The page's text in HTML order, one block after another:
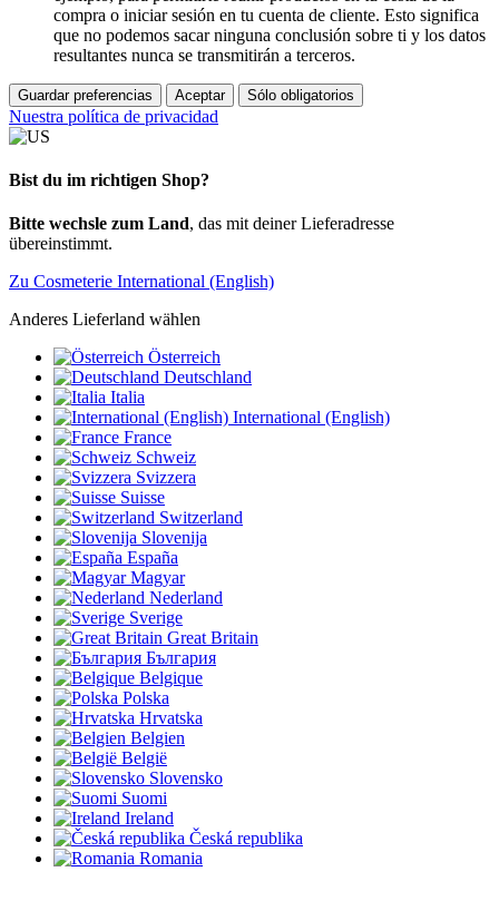
compra o iniciar sesión en tu cuenta de cliente. Esto significa
que no podemos sacar ninguna conclusión sobre ti y los datos
resultantes nunca se transmitirán a terceros.
Guardar preferencias Aceptar Sólo obligatorios
Nuestra política de privacidad
Bist du im richtigen Shop?
Bitte wechsle zum Land, das mit deiner Lieferadresse
übereinstimmt.
Zu Cosmeterie International (English)
Anderes Lieferland wählen
Österreich
Deutschland
Italia
International (English)
France
Schweiz
Svizzera
Suisse
Switzerland
Slovenija
España
Magyar
Nederland
Sverige
Great Britain
България
Belgique
Polska
Hrvatska
Belgien
België
Slovensko
Suomi
Ireland
Česká republika
Romania